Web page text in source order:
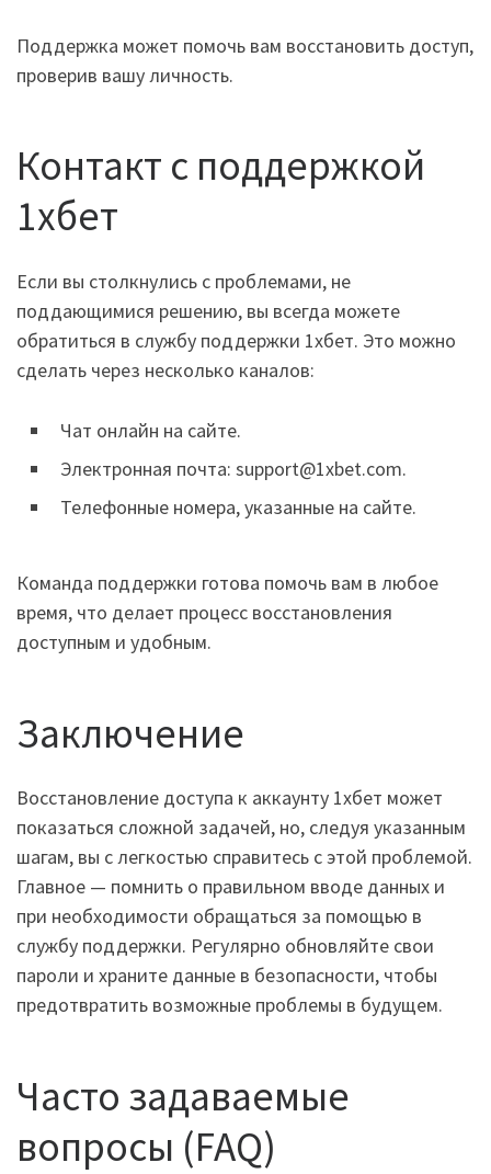
Поддержка может помочь вам восстановить доступ,
проверив вашу личность.
Контакт с поддержкой
1хбет
Если вы столкнулись с проблемами, не
поддающимися решению, вы всегда можете
обратиться в службу поддержки 1хбет. Это можно
сделать через несколько каналов:
Чат онлайн на сайте.
Электронная почта: support@1xbet.com.
Телефонные номера, указанные на сайте.
Команда поддержки готова помочь вам в любое
время, что делает процесс восстановления
доступным и удобным.
Заключение
Восстановление доступа к аккаунту 1хбет может
показаться сложной задачей, но, следуя указанным
шагам, вы с легкостью справитесь с этой проблемой.
Главное — помнить о правильном вводе данных и
при необходимости обращаться за помощью в
службу поддержки. Регулярно обновляйте свои
пароли и храните данные в безопасности, чтобы
предотвратить возможные проблемы в будущем.
Часто задаваемые
вопросы (FAQ)